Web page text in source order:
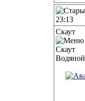
23:13
Скаут
Водяной